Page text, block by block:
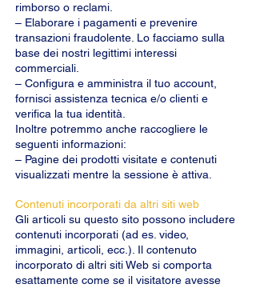
rimborso o reclami.
– Elaborare i pagamenti e prevenire
transazioni fraudolente. Lo facciamo sulla
base dei nostri legittimi interessi
commerciali.
– Configura e amministra il tuo account,
fornisci assistenza tecnica e/o clienti e
verifica la tua identità.
Inoltre potremmo anche raccogliere le
seguenti informazioni:
– Pagine dei prodotti visitate e contenuti
visualizzati mentre la sessione è attiva.
Contenuti incorporati da altri siti web
Gli articoli su questo sito possono includere
contenuti incorporati (ad es. video,
immagini, articoli, ecc.). Il contenuto
incorporato di altri siti Web si comporta
esattamente come se il visitatore avesse